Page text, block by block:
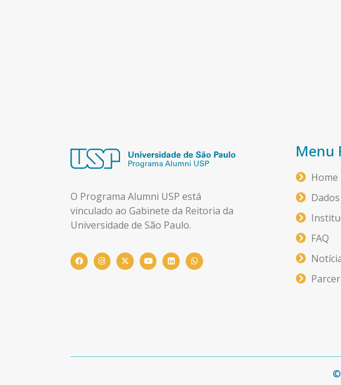
O Programa Alumni USP está
vinculado ao Gabinete da Reitoria da
Universidade de São Paulo.
Menu
Home
FAQ
©